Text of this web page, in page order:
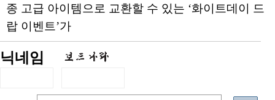
종 고급 아이템으로 교환할 수 있는 ‘화이트데이 드
랍 이벤트’가
닉네임